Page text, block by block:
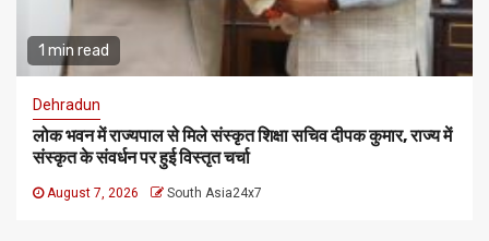
1 min read
Dehradun
लोक भवन में राज्यपाल से मिले संस्कृत शिक्षा सचिव दीपक कुमार, राज्य में
संस्कृत के संवर्धन पर हुई विस्तृत चर्चा
August 7, 2026 South Asia24x7